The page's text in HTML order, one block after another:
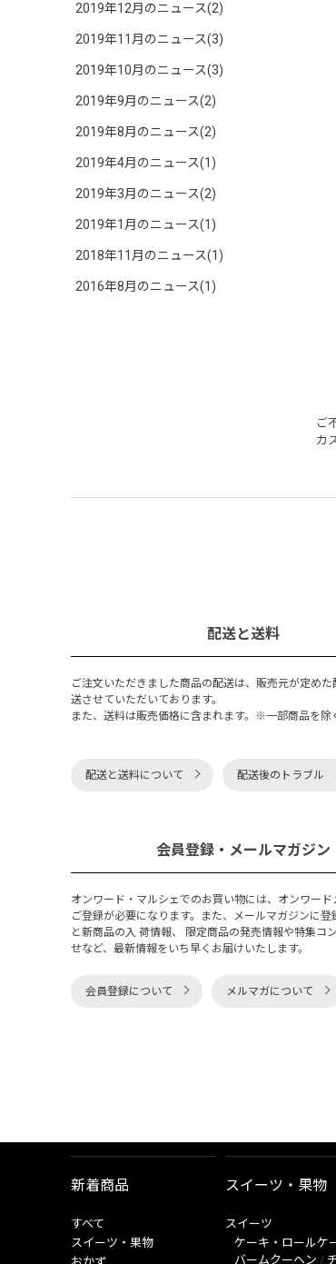
2019年12月のニュース(2)
2019年11月のニュース(3)
2019年10月のニュース(3)
2019年9月のニュース(2)
2019年8月のニュース(2)
2019年4月のニュース(1)
2019年3月のニュース(2)
2019年1月のニュース(1)
2018年11月のニュース(1)
2016年8月のニュース(1)
ご
カ
配送と送料
ご注文いただきました商品の配送は、販売元が定め
送させていただいております。
また、送料は販売価格に含まれます。※一部商品を除
配送と送料について 配送後のトラブル
会員登録・メールマガジン
オンワード・マルシェでのお買い物には、オンワード
ご登録が必要になります。また、メールマガジンに登
と新商品の入 荷情報、 限定商品の発売情報や特集コ
せなど、最新情報をいち早くお届けいたします。
会員登録について メルマガについて
新着商品
すべて
スイーツ・果物
スイーツ・果物
スイーツ
ケーキ・ロールケ
バームクーヘン /